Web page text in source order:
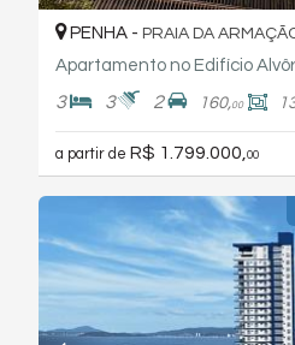
PENHA - PRAIA DA
3 3 2 160,00
a partir de R$ 1.799.000, 00